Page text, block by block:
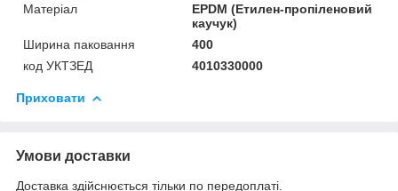
Матеріал
EPDM (Етилен-пропіленовий
каучук)
Ширина паковання
400
код УКТЗЕД
4010330000
Приховати
Умови доставки
Доставка здійснюється тільки по передоплаті.